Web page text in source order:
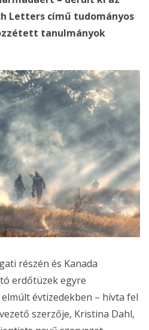
Letters című tudományos
tanulmányok
részén és Kanada
erdőtüzek egyre
évtizedekben – hívta fel
szerzője, Kristina Dahl,